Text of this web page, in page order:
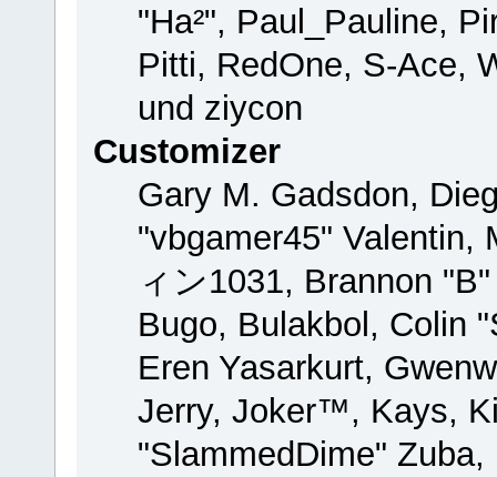
"Ha²", Paul_Pauline,
Pitti, RedOne, S-Ace,
und ziycon
Customizer
Gary M. Gadsdon,
"vbgamer45"
ィン1031, Brannon
Bugo, Bulakbol, Colin
Eren Yasarkurt,
Jerry, Joker™, Kays,
"SlammedDime"